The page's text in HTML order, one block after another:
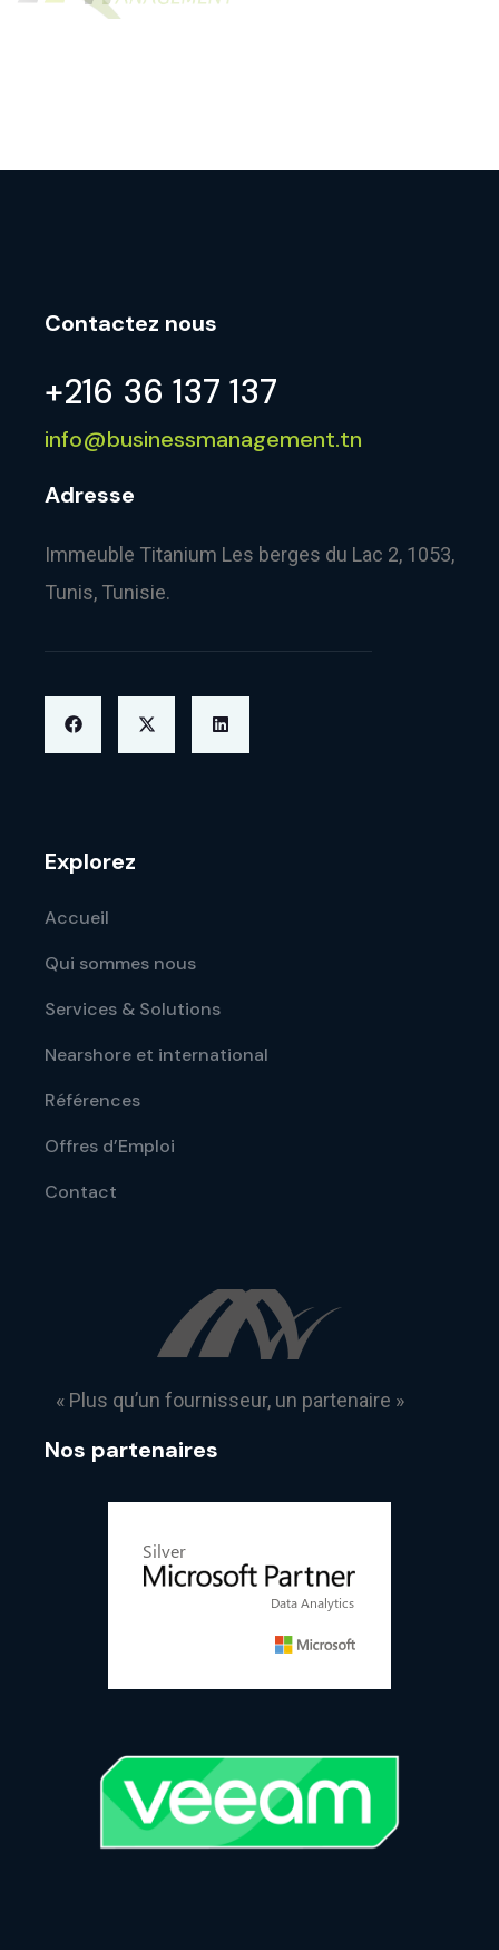
Contactez nous
+216 36 137 137
info@businessmanagement.tn
Adresse
Immeuble Titanium Les berges du Lac 2, 1053,
Tunis, Tunisie.
Explorez
Accueil
Qui sommes nous
Services & Solutions
Nearshore et international
Références
Offres d’Emploi
Contact
« Plus qu’un fournisseur, un partenaire »
Nos partenaires